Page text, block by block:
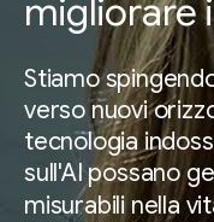
migliorare
Stiamo
verso nuovi
tecnologia
sull'AI possano
misurabili nella